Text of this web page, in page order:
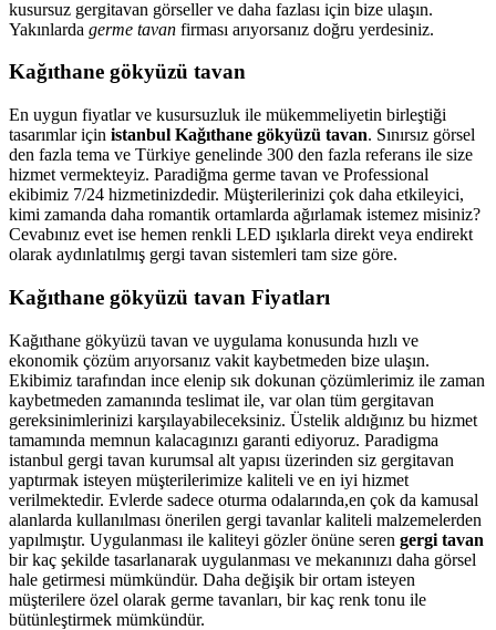
kusursuz gergitavan görseller ve daha fazlası için bize ulaşın.
Yakınlarda germe tavan firması arıyorsanız doğru yerdesiniz.
Kağıthane gökyüzü tavan
En uygun fiyatlar ve kusursuzluk ile mükemmeliyetin birleştiği
tasarımlar için istanbul Kağıthane gökyüzü tavan. Sınırsız görsel
den fazla tema ve Türkiye genelinde 300 den fazla referans ile size
hizmet vermekteyiz. Paradiğma germe tavan ve Professional
ekibimiz 7/24 hizmetinizdedir. Müşterilerinizi çok daha etkileyici,
kimi zamanda daha romantik ortamlarda ağırlamak istemez misiniz?
Cevabınız evet ise hemen renkli LED ışıklarla direkt veya endirekt
olarak aydınlatılmış gergi tavan sistemleri tam size göre.
Kağıthane gökyüzü tavan Fiyatları
Kağıthane gökyüzü tavan ve uygulama konusunda hızlı ve
ekonomik çözüm arıyorsanız vakit kaybetmeden bize ulaşın.
Ekibimiz tarafından ince elenip sık dokunan çözümlerimiz ile zaman
kaybetmeden zamanında teslimat ile, var olan tüm gergitavan
gereksinimlerinizi karşılayabileceksiniz. Üstelik aldığınız bu hizmet
tamamında memnun kalacagınızı garanti ediyoruz. Paradigma
istanbul gergi tavan kurumsal alt yapısı üzerinden siz gergitavan
yaptırmak isteyen müşterilerimize kaliteli ve en iyi hizmet
verilmektedir. Evlerde sadece oturma odalarında,en çok da kamusal
alanlarda kullanılması önerilen gergi tavanlar kaliteli malzemelerden
yapılmıştır. Uygulanması ile kaliteyi gözler önüne seren gergi tavan
bir kaç şekilde tasarlanarak uygulanması ve mekanınızı daha görsel
hale getirmesi mümkündür. Daha değişik bir ortam isteyen
müşterilere özel olarak germe tavanları, bir kaç renk tonu ile
bütünleştirmek mümkündür.